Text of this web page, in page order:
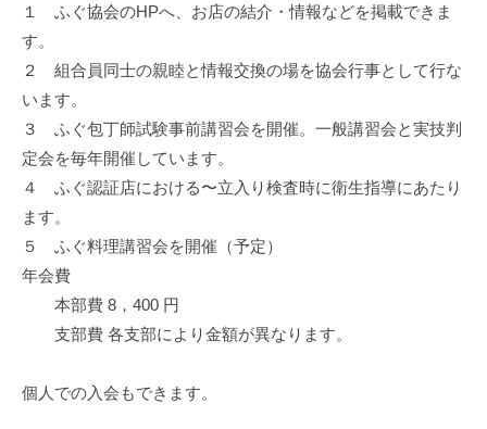
１ ふぐ協会のHPへ、お店の結介・情報などを掲載できま
す。
２ 組合員同士の親睦と情報交換の場を協会行事として行な
います。
３ ふぐ包丁師試験事前講習会を開催。一般講習会と実技判
定会を毎年開催しています。
４ ふぐ認証店における〜立入り検査時に衛生指導にあたり
ます。
５ ふぐ料理講習会を開催（予定）
年会費
本部費 8，400 円
支部費 各支部により金額が異なります。
個人での入会もできます。